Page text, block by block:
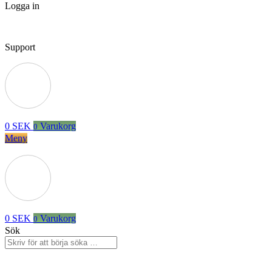
Logga in
Support
0 SEK 0 Varukorg
Meny
0 SEK 0 Varukorg
Sök